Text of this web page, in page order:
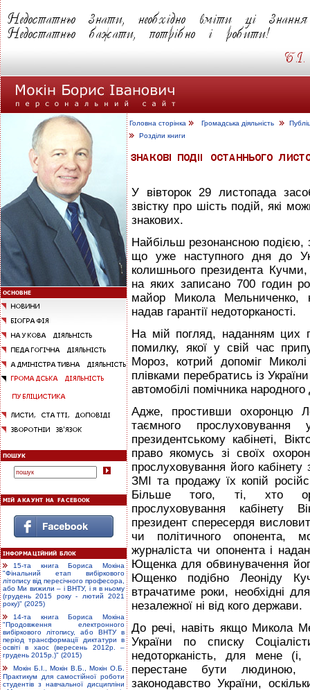
15-та книга Бориса Мокіна
"Фінальний етап вибіркового
літопису від пересічного професора,
або Ми вижили – і ВНТУ, і я в ньому
(грудень 2015 року - лютий 2021
року)" (2025)
14-та книга Бориса Мокіна
"Продовження електронного
вибіркового літопису, або ВНТУ в
період трансформації диктатури в
освіті в хаос (вересень 2012р. –
грудень 2015р.)" (2015)
Мокін Б.І., Мокін В.Б., Мокін О.Б.
Практикум для самостійної роботи
студентів з навчальної дисципліни
Головна сторінка Громадська діяльність
Розділи книги
У вівторок 29 листопада
звістку про шість подій, які
знакових.
Найбільш резонансною подією,
що уже наступного дня до
колишнього президента
на яких записано 700 годин
майор Микола Мельниченко,
надав гарантії недоторканості.
На мій погляд, наданням цих
помилку, якої у свій час
Мороз, котрий допоміг
плівками перебратись із
автомобілі помічника
Адже, простивши охоронцю
таємного
президентському кабінеті,
право якомусь зі своїх
прослуховування його
ЗМІ та продажу їх копій
Більше того, ті, хто
прослуховування кабінету
президент спересердя
чи політичного опонента,
журналіста чи опонента і
Ющенка для обвинувачення
Ющенко подібно Леоніду
втрачатиме роки, необхідні
незалежної ні від кого держави.
До речі, навіть якщо Микола
України по списку
недоторканість, для мене
перестане бути людиною,
законодавство України,